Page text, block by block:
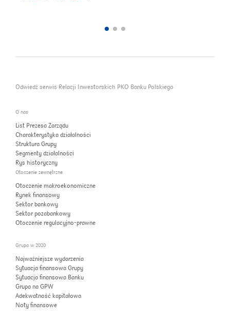
Odwiedź serwis Relacji Inwestorskich PKO Banku Polskiego
O nas
List Prezesa Zarządu
Charakterystyka działalności
Struktura Grupy
Segmenty działalności
Rys historyczny
Otoczenie zewnętrzne
Otoczenie makroekonomiczne
Rynek finansowy
Sektor bankowy
Sektor pozabankowy
Otoczenie regulacyjno-prawne
Grupa w 2020
Najważniejsze wydarzenia
Sytuacja finansowa Grupy
Sytuacja finansowa Banku
Grupa na GPW
Adekwatność kapitałowa
Noty finansowe